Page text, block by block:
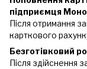
підприємця
Після отримання
карткового
Безготівковий
Після здійснення